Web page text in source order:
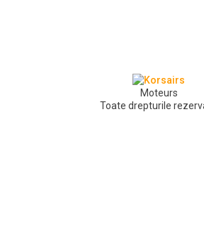
Moteurs
Toate drepturile